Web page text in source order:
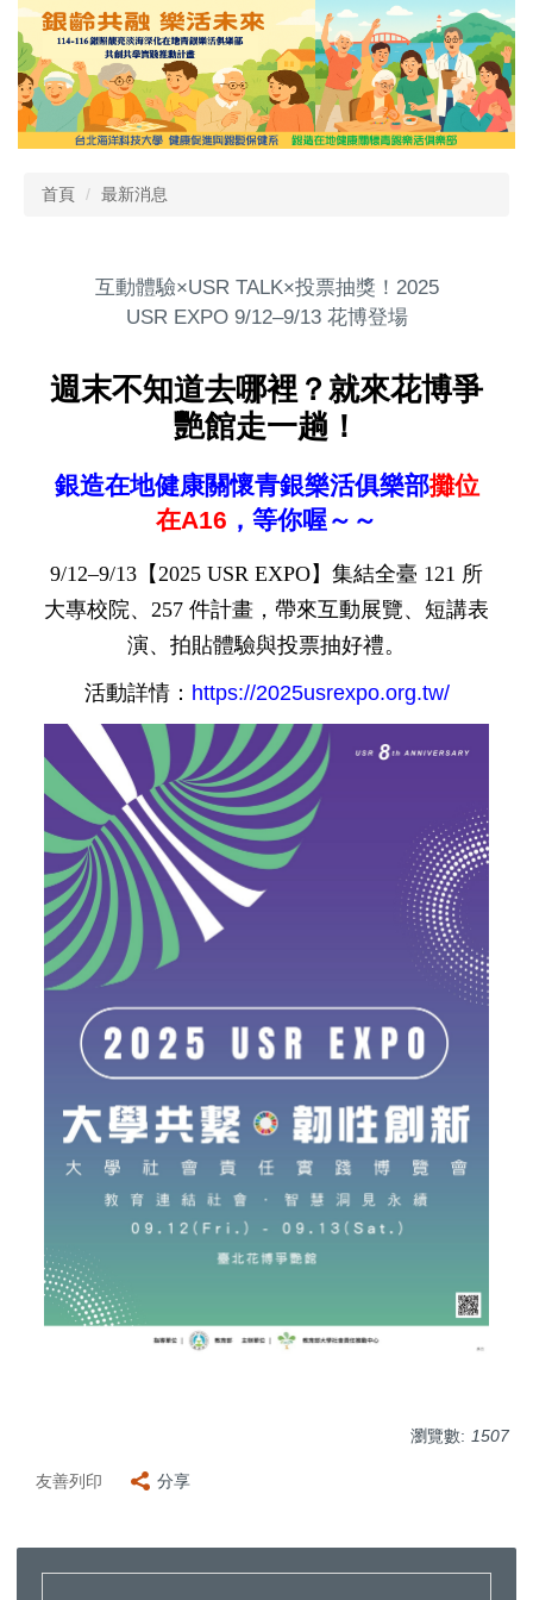
跳
到
主
要
內
首頁
最新消息
互動體驗×USR TALK×投票抽獎！2025
USR EXPO 9/12–9/13 花博登場
週末不知道去哪裡？就來花博爭
艷館走一趟！
銀造在地健康關懷青銀樂活俱樂部攤位
在A16 ，等你喔～～
9/12–9/13【2025 USR EXPO】集結全臺 121 所
大專校院、257 件計畫，帶來互動展覽、短講表
演、拍貼體驗與投票抽好禮。
活動詳情： https://2025usrexpo.org.tw/
瀏覽數: 1507
友善列印 分享